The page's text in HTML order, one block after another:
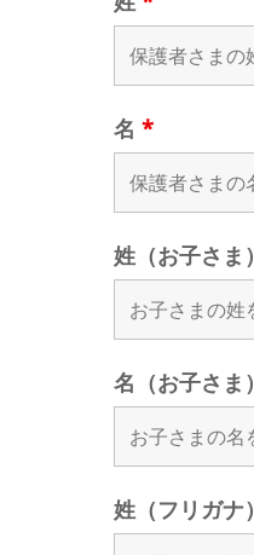
名 *
姓（お子さま）
名（お子さま）
姓（フリガナ）